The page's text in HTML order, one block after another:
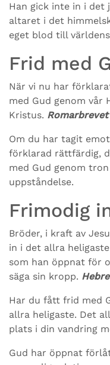
Han gick inte in i det
altaret i det
eget blod till
Frid med
När vi nu har
med Gud genom vår
Kristus. Romarbrevet
Om du har tagit
förklarad rättfärdig,
med Gud genom
uppståndelse.
Frimodig
Bröder, i kraft av
in i det allra
som han öppnat för
säga sin kropp.
Har du fått frid med
allra heligaste. Det
plats i din vandring
Gud har öppnat